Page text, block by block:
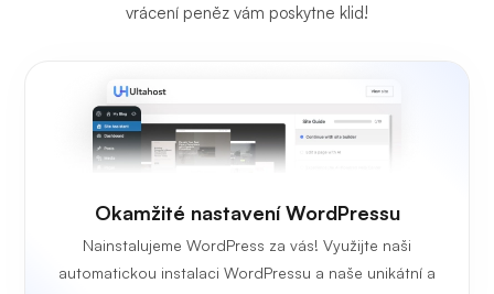
vrácení peněz vám poskytne klid!
Okamžité nastavení WordPressu
Nainstalujeme WordPress za vás! Využijte naši
automatickou instalaci WordPressu a naše unikátní a